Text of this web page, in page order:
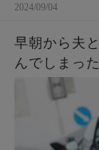
2024/09/04
早朝から夫
んでしまっ
因」に言葉